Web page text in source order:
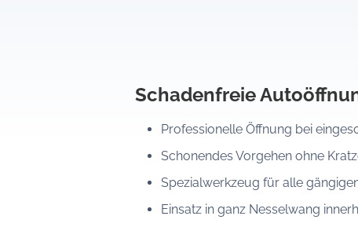
Schadenfreie
Professionelle Öffnung bei
Schonendes Vorgehen ohne
Spezialwerkzeug für alle
Einsatz in ganz Nesselwang